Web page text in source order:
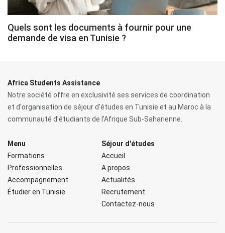
Quels sont les documents à fournir pour une
demande de visa en Tunisie ?
Africa Students Assistance
Notre société offre en exclusivité ses services de coordination
et d'organisation de séjour d'études en Tunisie et au Maroc à la
communauté d'étudiants de l'Afrique Sub-Saharienne.
Menu
Formations
Professionnelles
Accompagnement
Étudier en Tunisie
Séjour d'études
Accueil
A propos
Actualités
Recrutement
Contactez-nous